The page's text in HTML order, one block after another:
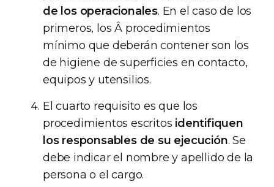
de los operacionales. En el caso de los
primeros, los Â procedimientos
mínimo que deberán contener son los
de higiene de superficies en contacto,
equipos y utensilios.
El cuarto requisito es que los
procedimientos escritos identifiquen
los responsables de su ejecución. Se
debe indicar el nombre y apellido de la
persona o el cargo.